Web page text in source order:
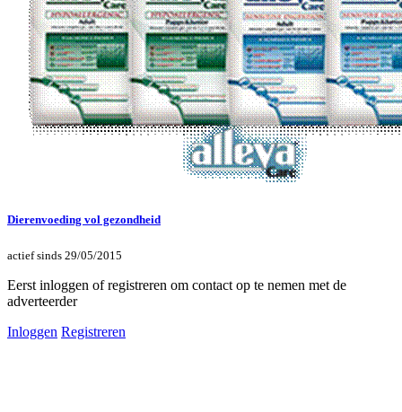
Dierenvoeding vol gezondheid
actief sinds 29/05/2015
Eerst inloggen of registreren om contact op te nemen met de
adverteerder
Inloggen Registreren